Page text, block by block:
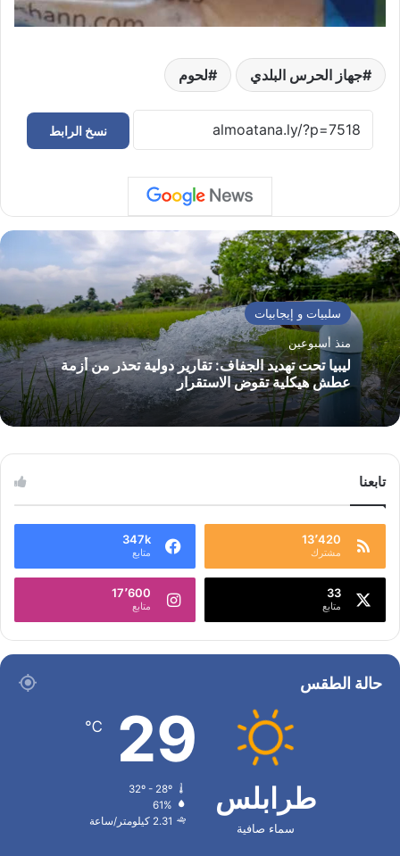
جهاز الحرس البلدي لحوم
نسخ الرابط
سلبيات و إيجابيات
منذ أسبوعين
ليبيا تحت تهديد الجفاف: تقارير دولية تحذر من أزمة
عطش هيكلية تقوض الاستقرار
تابعنا
13٬420
مشترك
347k
متابع
33
متابع
17٬600
متابع
حالة الطقس
طرابلس
سماء صافية
29
℃
32º - 28º
61%
2.31 كيلومتر/ساعة